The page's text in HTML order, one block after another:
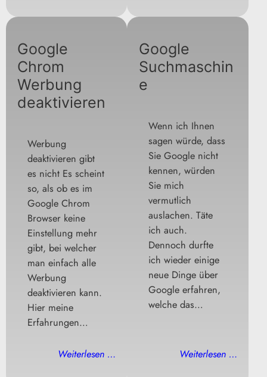
Google
Chrom
Werbung
deaktivieren
Werbung
deaktivieren gibt
es nicht Es scheint
so, als ob es im
Google Chrom
Browser keine
Einstellung mehr
gibt, bei welcher
man einfach alle
Werbung
deaktivieren kann.
Hier meine
Erfahrungen…
Weiterlesen …
Google
Suchmaschin
e
Wenn ich Ihnen
sagen würde, dass
Sie Google nicht
kennen, würden
Sie mich
vermutlich
auslachen. Täte
ich auch.
Dennoch durfte
ich wieder einige
neue Dinge über
Google erfahren,
welche das…
Weiterlesen …